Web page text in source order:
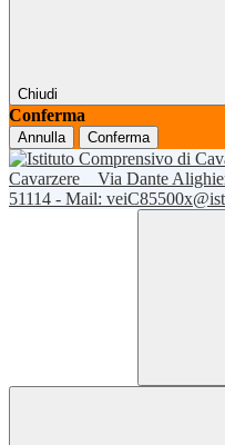
Chiudi
Conferma
Annulla Conferma
Cavarzere
Via Dante
51114 - Mail: